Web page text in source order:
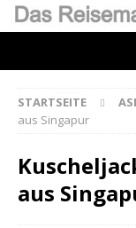
STARTSEITE
aus Singapur
aus